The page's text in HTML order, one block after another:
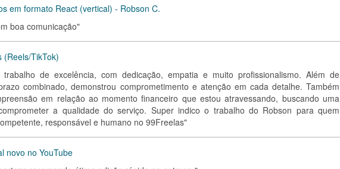
em formato React (vertical) - Robson C.
boa comunicação"
(Reels/TikTok)
de excelência, com dedicação, empatia e muito profissionalismo. Além de
combinado, demonstrou comprometimento e atenção em cada detalhe. Também
em relação ao momento financeiro que estou atravessando, buscando uma
a qualidade do serviço. Super indico o trabalho do Robson para quem
responsável e humano no 99Freelas"
novo no YouTube